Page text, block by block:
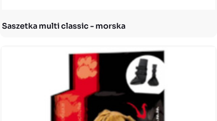
Saszetka multi classic - morska